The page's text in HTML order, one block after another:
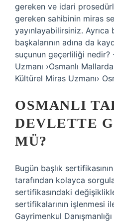
gereken ve idari
gereken sahibinin miras
yayınlayabilirsiniz. Ayrıca
başkalarının adına da
suçunun geçerliliği nedir?
Uzmanı ›Osmanlı
Kültürel Miras Uzmanı›
OSMANLI
DEVLETTE
MÜ?
Bugün başlık
tarafından kolayca
sertifikasındaki
sertifikalarının işlenmesi
Gayrimenkul